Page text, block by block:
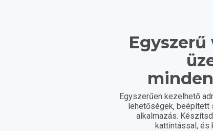
Egyszerűen kezelhető
lehetőségek, beépített
alkalmazás.
kattintással, és